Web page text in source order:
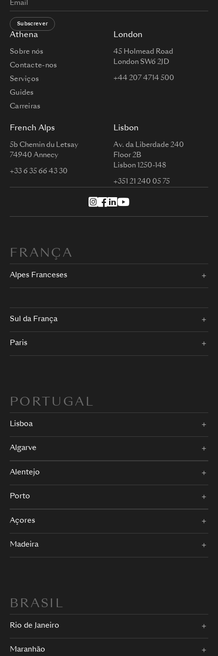
Athena
Sobre nós
Contacte-nos
Serviços
Guides
Carreiras
London
45 Holmead Road
London SW6 2JD
+44 207 4714 500
French Alps
5b Chemin du Letsay
74940 Annecy
+33 6 35 66 43 30
Lisbon
Av. da Liberdade 240
Floor 2B
Lisbon 1250-148
+351 21 240 05 75
Subscrever
FRANÇA
Alpes Franceses
Sul da França
Paris
PORTUGAL
Lisboa
Algarve
Alentejo
Porto
Açores
Madeira
BRASIL
Rio de Janeiro
Maranhão